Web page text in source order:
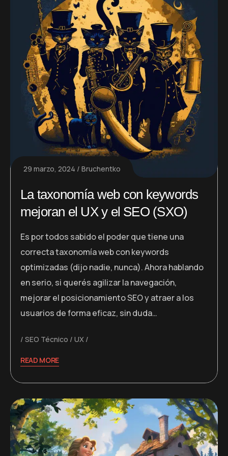
29 marzo, 2024 Bruchentko
La taxonomía web con keywords
mejoran el UX y el SEO (SXO)
Es por todos sabido el poder que tiene una
correcta taxonomía web con keywords
optimizadas (dijo nadie, nunca). Ahora hablando
en serio, si querés agilizar la navegación,
mejorar el posicionamiento SEO y atraer a los
usuarios de forma eficaz, sin duda…
SEO Técnico UX
READ MORE